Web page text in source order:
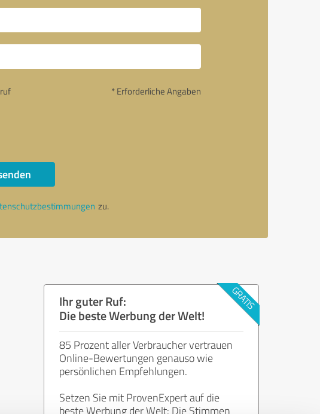
* Erforderliche Angaben
zu.
Ihr guter Ruf:
Die beste Werbung der Welt!
85 Prozent aller Verbraucher vertrauen
Online-Bewertungen genauso wie
persönlichen Empfehlungen.
Setzen Sie mit ProvenExpert auf die
beste Werbung der Welt: Die Stimmen